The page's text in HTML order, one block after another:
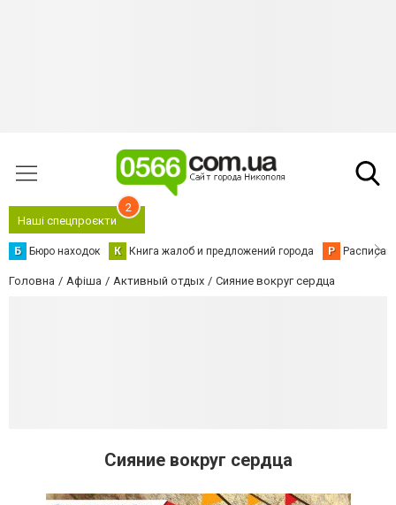
Наші спецпроєкти
2
Б Бюро находок К Книга жалоб и предложений города Р
Головна Афіша Активный отдых Сияние вокруг сердца
Сияние вокруг сердца